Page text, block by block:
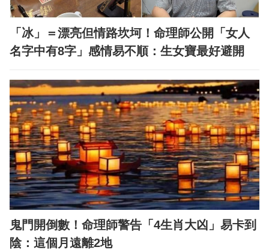
「冰」＝漂亮但情路坎坷！命理師公開「女人
名字中有8字」感情易不順：生女寶最好避開
鬼門開倒數！命理師警告「4生肖大凶」易卡到
陰：這個月遠離2地